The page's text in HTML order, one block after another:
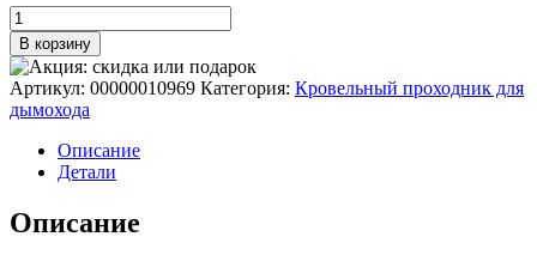
составляла
1352 ₽.
Количество
товара
Кровельный
проходник
для
дымохода
"ВЕЗУВИЙ"
(д.150-
300мм
В корзину
Артикул: 00000010969 Категория: Кровельный проходник для
дымохода
Описание
Детали
Описание